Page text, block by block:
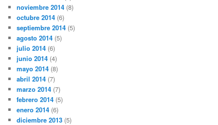
noviembre 2014 (8)
octubre 2014 (6)
septiembre 2014 (5)
agosto 2014 (5)
julio 2014 (6)
junio 2014 (4)
mayo 2014 (8)
abril 2014 (7)
marzo 2014 (7)
febrero 2014 (5)
enero 2014 (6)
diciembre 2013 (5)